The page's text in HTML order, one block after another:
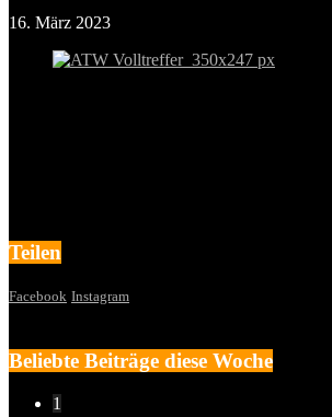
16. März 2023
Teilen
Facebook Instagram
Beliebte Beiträge diese Woche
1